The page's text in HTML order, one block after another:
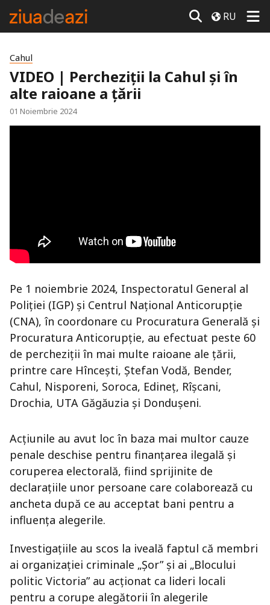
RU
Cahul
VIDEO | Percheziții la Cahul și în
alte raioane a țării
01 Noiembrie 2024
Pe 1 noiembrie 2024, Inspectoratul General al
Poliției (IGP) și Centrul Național Anticorupție
(CNA), în coordonare cu Procuratura Generală și
Procuratura Anticorupție, au efectuat peste 60
de percheziții în mai multe raioane ale țării,
printre care Hîncești, Ștefan Vodă, Bender,
Cahul, Nisporeni, Soroca, Edineț, Rîșcani,
Drochia, UTA Găgăuzia și Dondușeni.
Acțiunile au avut loc în baza mai multor cauze
penale deschise pentru finanțarea ilegală și
coruperea electorală, fiind sprijinite de
declarațiile unor persoane care colaborează cu
ancheta după ce au acceptat bani pentru a
influența alegerile.
Investigațiile au scos la iveală faptul că membri
ai organizației criminale „Șor” și ai „Blocului
politic Victoria” au acționat ca lideri locali
pentru a corupe alegătorii în alegerile